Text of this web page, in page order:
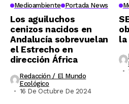
Medioambiente Portada News
Los aguiluchos
cenizos nacidos en
Andalucía sobrevuelan
el Estrecho en
dirección África
Redacción / El Mundo
Ecológico
16 De Octubre De 2024
la